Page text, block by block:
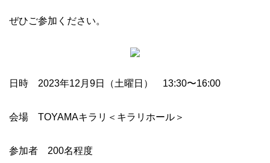
ぜひご参加ください。
日時 2023年12月9日（土曜日） 13:30〜16:00
会場 TOYAMAキラリ＜キラリホール＞
参加者 200名程度